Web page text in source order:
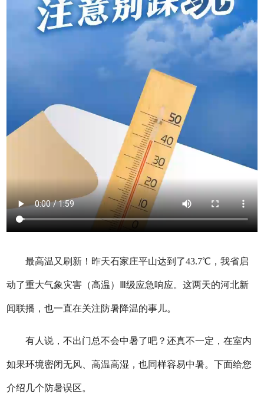
最高温又刷新！昨天石家庄平山达到了43.7℃，我省启
动了重大气象灾害（高温）Ⅲ级应急响应。这两天的河北新
闻联播，也一直在关注防暑降温的事儿。
有人说，不出门总不会中暑了吧？还真不一定，在室内
如果环境密闭无风、高温高湿，也同样容易中暑。下面给您
介绍几个防暑误区。